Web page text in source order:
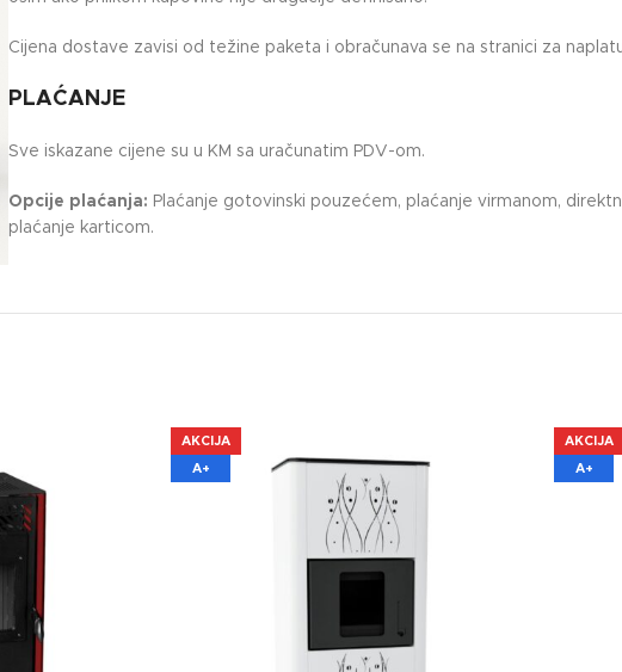
Cijena dostave zavisi od težine paketa i obračunava se na stranici za
PLAĆANJE
Sve iskazane cijene su u KM sa uračunatim PDV-om.
Opcije plaćanja: Plaćanje gotovinski pouzećem, plaćanje virmanom,
plaćanje karticom.
AKCIJA
A+
AKCIJA
A+